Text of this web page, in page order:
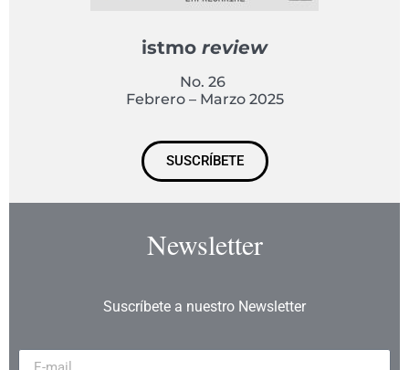
istmo review
No. 26
Febrero – Marzo 2025
SUSCRÍBETE
Newsletter
Suscríbete a nuestro Newsletter